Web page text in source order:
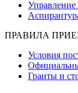
Управление
ПРАВИЛА
Условия
Гранты и